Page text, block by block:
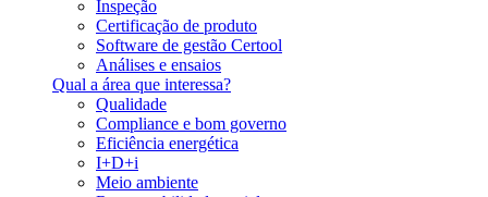
Inspeção
Certificação de produto
Software de gestão Certool
Análises e ensaios
Qual a área que interessa?
Qualidade
Compliance e bom governo
Eficiência energética
I+D+i
Meio ambiente